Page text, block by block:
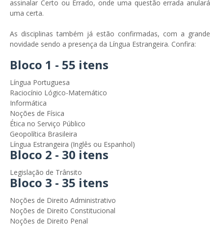
assinalar Certo ou Errado, onde uma questão errada anulará
uma certa.
As disciplinas também já estão confirmadas, com a grande
novidade sendo a presença da Língua Estrangeira. Confira:
Bloco 1 - 55 itens
Língua Portuguesa
Raciocínio Lógico-Matemático
Informática
Noções de Física
Ética no Serviço Público
Geopolítica Brasileira
Língua Estrangeira (Inglês ou Espanhol)
Bloco 2 - 30 itens
Legislação de Trânsito
Bloco 3 - 35 itens
Noções de Direito Administrativo
Noções de Direito Constitucional
Noções de Direito Penal